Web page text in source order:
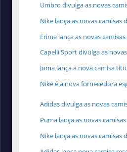
Umbro divulga as novas
Nike lança as novas camisas
Erima lança as novas
Capelli Sport divulga as
Joma lança a nova camisa
Nike é a nova fornecedora
Adidas divulga as novas
Puma lança as novas
Nike lança as novas camisas